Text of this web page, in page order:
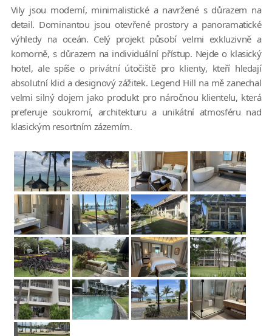
Vily jsou moderní, minimalistické a navržené s důrazem na
detail. Dominantou jsou otevřené prostory a panoramatické
výhledy na oceán. Celý projekt působí velmi exkluzivně a
komorně, s důrazem na individuální přístup. Nejde o klasický
hotel, ale spíše o privátní útočiště pro klienty, kteří hledají
absolutní klid a designový zážitek. Legend Hill na mě zanechal
velmi silný dojem jako produkt pro náročnou klientelu, která
preferuje soukromí, architekturu a unikátní atmosféru nad
klasickým resortním zázemím.